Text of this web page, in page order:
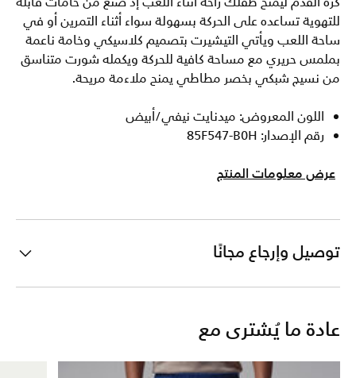
للتهوية تساعده على الحركة بسهولة سواء أثناء التمرين أو في
ساحة اللعب ويأتي التيشيرت بتصميم كلاسيكي وخامة ناعمة
بملمس حريري مع مساحة كافية للحركة ويكمله شورت متناسق
من نسيج شبكي بخصر مطاطي يمنح ملاءمة مريحة.
اللون المعروض: ميدنايت نيفي/أبيض
رقم الإصدار: 85F547-B0H
عرض معلومات المنتج
توصيل وإرجاع مجانًا
عادة ما يُشترى مع